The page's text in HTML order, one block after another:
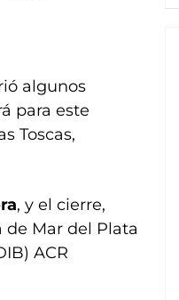
algunos
para este
Toscas,
, y el cierre,
de Mar del Plata
ACR